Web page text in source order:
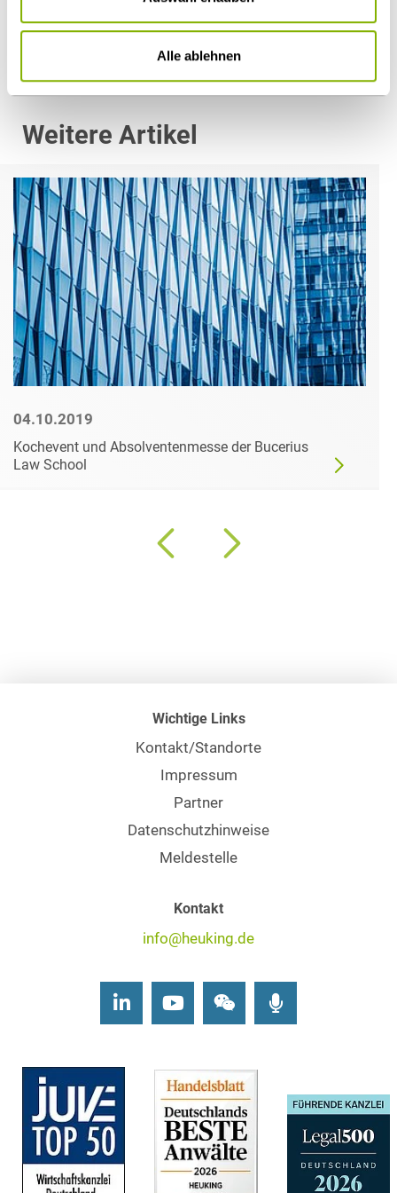
Alle ablehnen
Weitere Artikel
04.10.2019
Kochevent und Absolventenmesse der Bucerius
Law School
Wichtige Links
Kontakt/Standorte
Impressum
Partner
Datenschutzhinweise
Meldestelle
Kontakt
info@heuking.de
LinkedInYoutubeWechat